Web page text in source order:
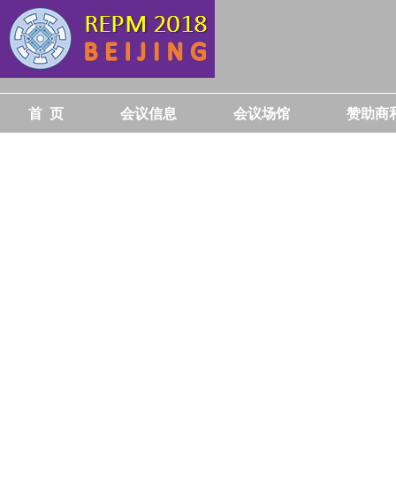
首 页 会议信息 会议场馆 赞助商